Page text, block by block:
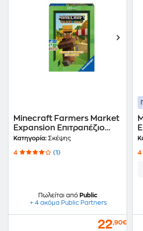
Minecraft Farmers Market
Expansion Επιτραπέζιο
(Ravensburger)
Κατηγορία: Σκέψης
4 (1)
Πωλείται από Public
+ 4 ακόμα Public Partners
22,90€
4